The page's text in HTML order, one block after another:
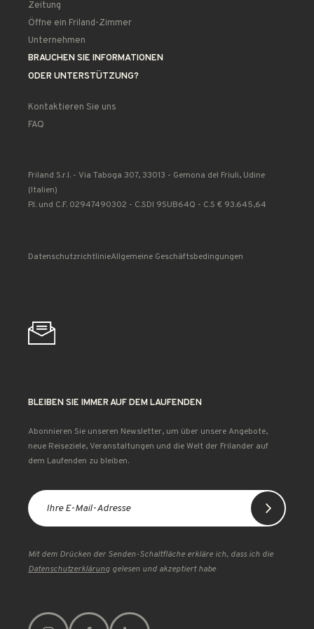
Zeitung
Öffne ein Friland-Zimmer
Unternehmen
BRAUCHEN SIE INFORMATIONEN
ODER UNTERSTÜTZUNG?
Kontaktieren Sie uns
FAQ
Friland S.r.l. - Via Taboga 307, 33013 - Gemona del Friuli, Udine
(Italien)
P.I. und C.F. 02947490302 - C.SDI 9SUB64Q - C.S € 93.645,64
DatenschutzrichtlinieAllgemeine Geschäftsbedingungen
BLEIBEN SIE IMMER AUF DEM LAUFENDEN
Abonnieren Sie unseren Newsletter, um über unsere Angebote,
neue Reiseziele, Veranstaltungen und die Welt der Frilander auf
dem Laufenden zu bleiben.
Mit dem Drücken der Senden-Schaltfläche erkläre ich, dass ich die
Datenschutzerklärung gelesen und akzeptiert habe